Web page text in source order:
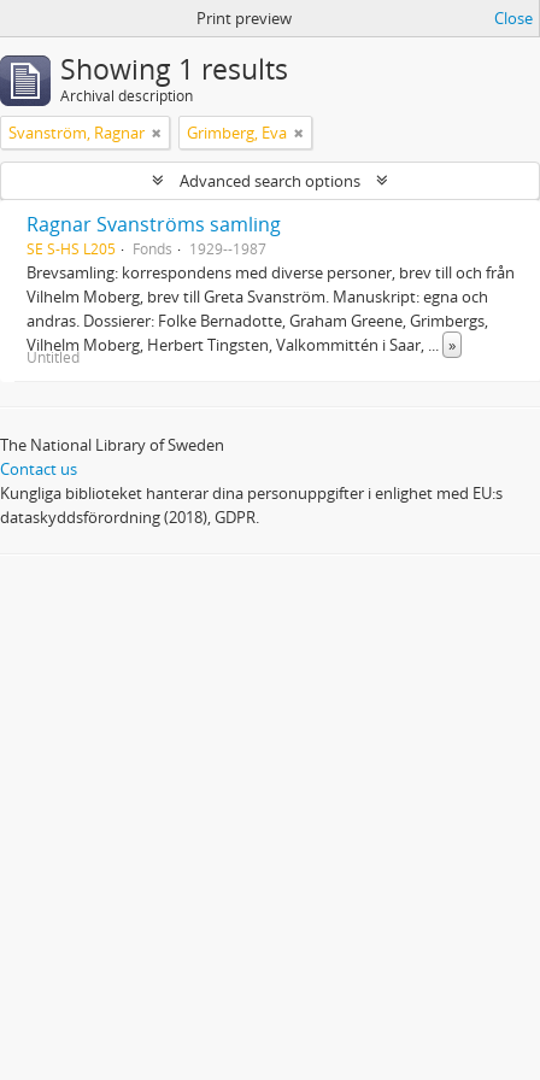
Print preview Close
Showing 1 results
Archival description
Svanström, Ragnar Grimberg, Eva
Advanced search options
Ragnar Svanströms samling
SE S-HS L205 Fonds 1929--1987
Brevsamling: korrespondens med diverse personer, brev till och från
Vilhelm Moberg, brev till Greta Svanström. Manuskript: egna och
andras. Dossierer: Folke Bernadotte, Graham Greene, Grimbergs,
Vilhelm Moberg, Herbert Tingsten, Valkommittén i Saar, ... »
Untitled
The National Library of Sweden
Contact us
Kungliga biblioteket hanterar dina personuppgifter i enlighet med EU:s
dataskyddsförordning (2018), GDPR.